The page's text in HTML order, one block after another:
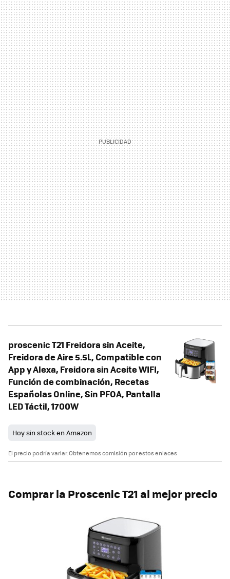
proscenic T21 Freidora sin Aceite,
Freidora de Aire 5.5L, Compatible con
App y Alexa, Freidora sin Aceite WIFI,
Función de combinación, Recetas
Españolas Online, Sin PFOA, Pantalla
LED Táctil, 1700W
Hoy sin stock en Amazon
El precio podría variar. Obtenemos comisión por estos enlaces
Comprar la Proscenic T21 al mejor precio